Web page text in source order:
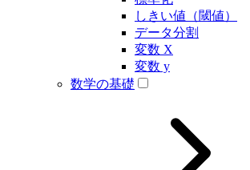
しきい値（閾値）
データ分割
変数 X
変数 y
数学の基礎